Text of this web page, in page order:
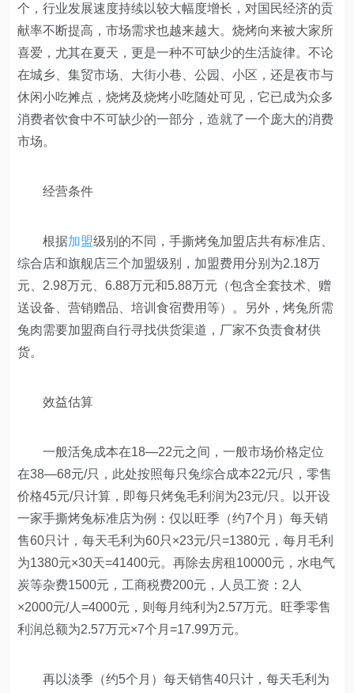
个，行业发展速度持续以较大幅度增长，对国民经济的贡
献率不断提高，市场需求也越来越大。烧烤向来被大家所
喜爱，尤其在夏天，更是一种不可缺少的生活旋律。不论
在城乡、集贸市场、大街小巷、公园、小区，还是夜市与
休闲小吃摊点，烧烤及烧烤小吃随处可见，它已成为众多
消费者饮食中不可缺少的一部分，造就了一个庞大的消费
市场。
经营条件
根据加盟级别的不同，手撕烤兔加盟店共有标准店、
综合店和旗舰店三个加盟级别，加盟费用分别为2.18万
元、2.98万元、6.88万元和5.88万元（包含全套技术、赠
送设备、营销赠品、培训食宿费用等）。另外，烤兔所需
兔肉需要加盟商自行寻找供货渠道，厂家不负责食材供
货。
效益估算
一般活兔成本在18—22元之间，一般市场价格定位
在38—68元/只，此处按照每只兔综合成本22元/只，零售
价格45元/只计算，即每只烤兔毛利润为23元/只。以开设
一家手撕烤兔标准店为例：仅以旺季（约7个月）每天销
售60只计，每天毛利为60只×23元/只=1380元，每月毛利
为1380元×30天=41400元。再除去房租10000元，水电气
炭等杂费1500元，工商税费200元，人员工资：2人
×2000元/人=4000元，则每月纯利为2.57万元。旺季零售
利润总额为2.57万元×7个月=17.99万元。
再以淡季（约5个月）每天销售40只计，每天毛利为